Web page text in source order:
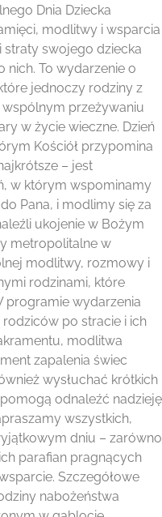
Dnia Dziecka
modlitwy i wsparcia
swojego dziecka
To wydarzenie o
jednoczy rodziny z
wspólnym przeżywaniu
w życie wieczne. Dzień
Kościół przypomina
– jest
w którym wspominamy
Pana, i modlimy się za
ukojenie w Bożym
metropolitalne w
modlitwy, rozmowy i
rodzinami, które
programie wydarzenia
po stracie i ich
modlitwa
zapalenia świec
wysłuchać krótkich
odnaleźć nadzieję
wszystkich,
dniu – zarówno
parafian pragnących
Szczegółowe
nabożeństwa